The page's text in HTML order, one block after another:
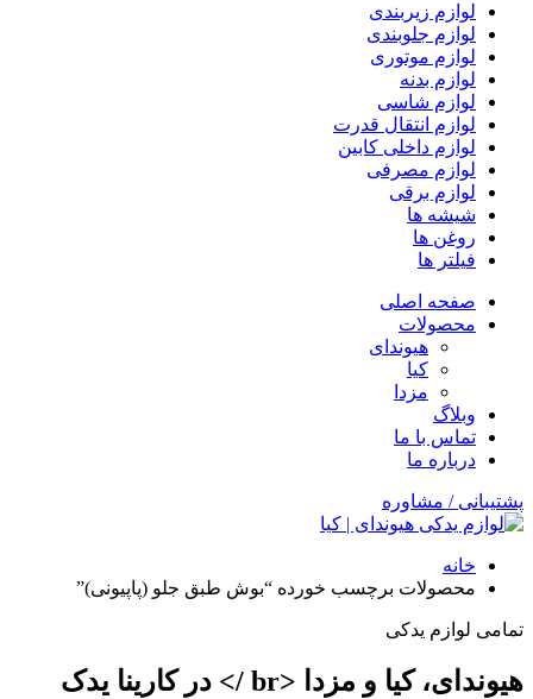
لوازم زیربندی
لوازم جلوبندی
لوازم موتوری
لوازم بدنه
لوازم شاسی
لوازم انتقال قدرت
لوازم داخلی کابین
لوازم مصرفی
لوازم برقی
شیشه ها
روغن ها
فیلتر ها
صفحه اصلی
محصولات
هیوندای
کیا
مزدا
وبلاگ
تماس با ما
درباره ما
پشتیبانی / مشاوره
خانه
محصولات برچسب خورده “بوش طبق جلو (پاپیونی)”
تمامی لوازم یدکی
هیوندای، کیا و مزدا <br /> در کارینا یدک